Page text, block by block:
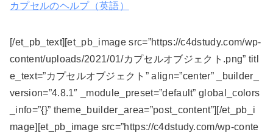
カプセルのヘルプ（英語）
[/et_pb_text][et_pb_image src=”https://c4dstudy.com/wp-
content/uploads/2021/01/カプセルオブジェクト.png” titl
e_text=”カプセルオブジェクト” align=”center” _builder_
version=”4.8.1″ _module_preset=”default” global_colors
_info=”{}” theme_builder_area=”post_content”][/et_pb_i
mage][et_pb_image src=”https://c4dstudy.com/wp-conte